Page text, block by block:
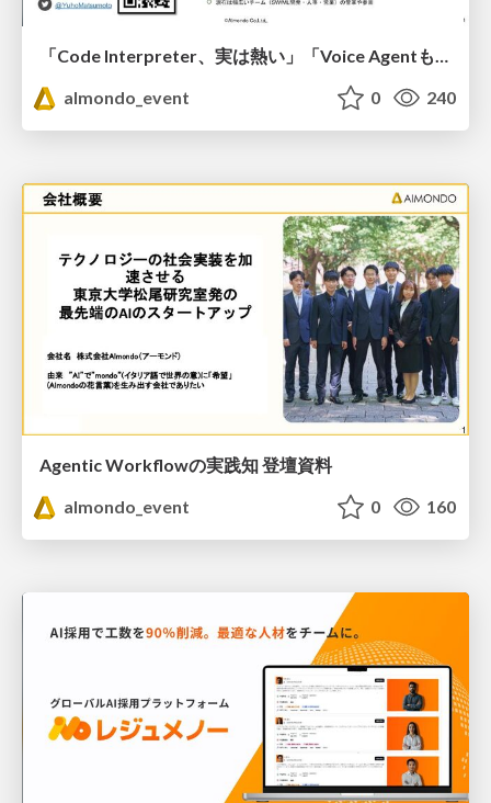
「Code Interpreter、実は熱い」「Voice Agentも今アツい」
almondo_event
0 240
Agentic Workflowの実践知 登壇資料
almondo_event
0 160